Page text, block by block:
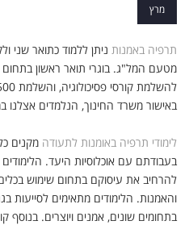
מרץ
תרפיה באמנות ניתן ללמוד כתואר שני
מטעם המל"ג. בוגרי תואר ראשון בתחום
באישור משרד החינוך, הנלמדים אצלנו
לימודי תרפיה באומנות לתעודה מקנים
בעבודתם עם אוכלוסיות היעד.
להרחיב את עיסוקם בתחום שימוש
והאמנות. הלימודים מתאימים לסייעות
בתחומים שונים, אמנים ויוצרים.